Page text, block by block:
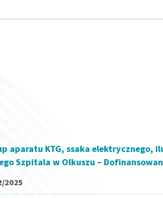
aparatu KTG, ssaka elektrycznego,
Szpitala w Olkuszu –
2025